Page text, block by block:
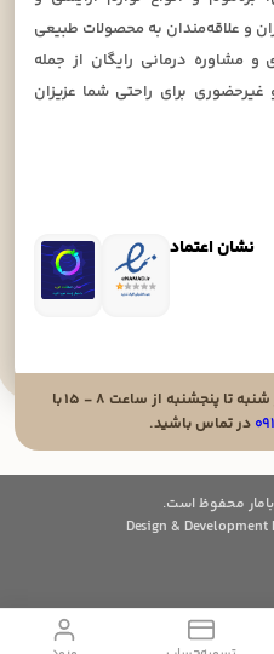
نشان اعتماد
و علاقه‌مندان به محصولات طبیعی
مشاوره درمانی رایگان از جمله
برای راحتی شما عزیزان
برای پیگیری سفارشات می‌توانید از شنبه تا پنجشنبه از ساعت ۸ - ۱۵ با
در تماس باشید.
محفوظ است.